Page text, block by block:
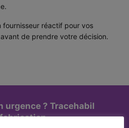
fournisseur réactif pour vos
de prendre votre décision.
urgence ? Tracehabil